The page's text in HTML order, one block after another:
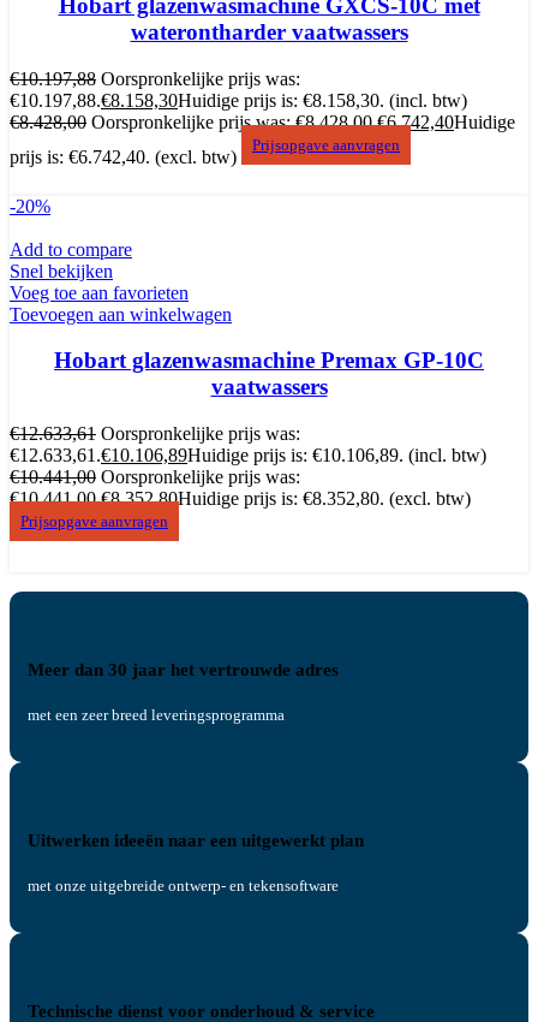
Hobart glazenwasmachine GXCS-10C met
waterontharder vaatwassers
€10.197,88 Oorspronkelijke prijs was:
€10.197,88.€8.158,30Huidige prijs is: €8.158,30. (incl. btw)
€8.428,00 Oorspronkelijke prijs was: €8.428,00.€6.742,40Huidige
prijs is: €6.742,40. (excl. btw)
Prijsopgave aanvragen
-20%
Add to compare
Snel bekijken
Voeg toe aan favorieten
Toevoegen aan winkelwagen
Hobart glazenwasmachine Premax GP-10C
vaatwassers
€12.633,61 Oorspronkelijke prijs was:
€12.633,61.€10.106,89Huidige prijs is: €10.106,89. (incl. btw)
€10.441,00 Oorspronkelijke prijs was:
€10.441,00.€8.352,80Huidige prijs is: €8.352,80. (excl. btw)
Prijsopgave aanvragen
Meer dan 30 jaar het vertrouwde adres
met een zeer breed leveringsprogramma
Uitwerken ideeën naar een uitgewerkt plan
met onze uitgebreide ontwerp- en tekensoftware
Technische dienst voor onderhoud & service